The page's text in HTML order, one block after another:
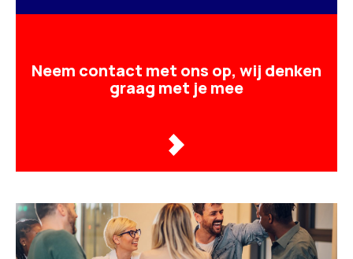
Neem contact met ons op, wij denken
graag met je mee